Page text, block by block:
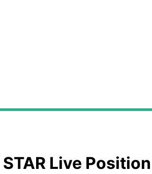
Live